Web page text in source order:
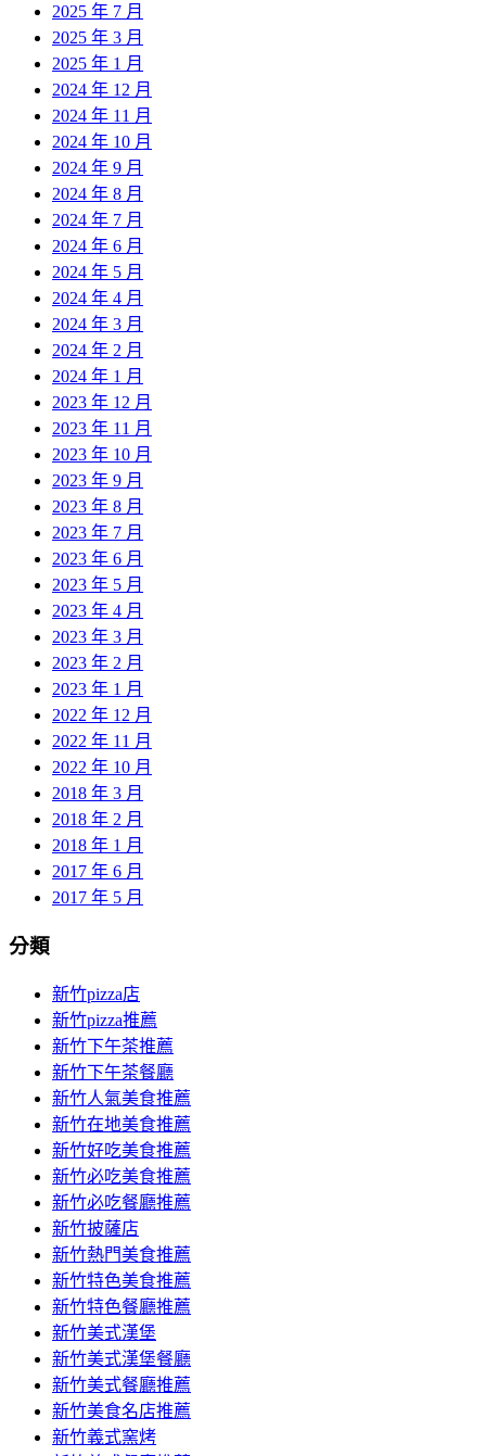
2025 年 7 月
2025 年 3 月
2025 年 1 月
2024 年 12 月
2024 年 11 月
2024 年 10 月
2024 年 9 月
2024 年 8 月
2024 年 7 月
2024 年 6 月
2024 年 5 月
2024 年 4 月
2024 年 3 月
2024 年 2 月
2024 年 1 月
2023 年 12 月
2023 年 11 月
2023 年 10 月
2023 年 9 月
2023 年 8 月
2023 年 7 月
2023 年 6 月
2023 年 5 月
2023 年 4 月
2023 年 3 月
2023 年 2 月
2023 年 1 月
2022 年 12 月
2022 年 11 月
2022 年 10 月
2018 年 3 月
2018 年 2 月
2018 年 1 月
2017 年 6 月
2017 年 5 月
分類
新竹pizza店
新竹pizza推薦
新竹下午茶推薦
新竹下午茶餐廳
新竹人氣美食推薦
新竹在地美食推薦
新竹好吃美食推薦
新竹必吃美食推薦
新竹必吃餐廳推薦
新竹披薩店
新竹熱門美食推薦
新竹特色美食推薦
新竹特色餐廳推薦
新竹美式漢堡
新竹美式漢堡餐廳
新竹美式餐廳推薦
新竹美食名店推薦
新竹義式窯烤